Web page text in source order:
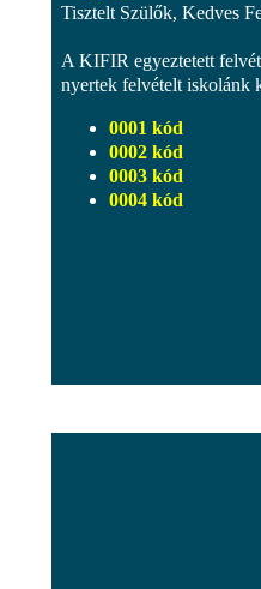
Tisztelt Szülők, Kedves
A KIFIR egyeztetett
nyertek felvételt iskolánk
0001 kód
0002 kód
0003 kód
0004 kód